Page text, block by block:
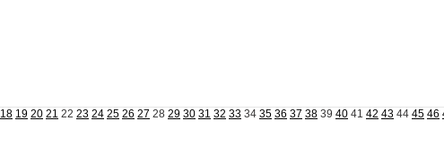
18 19 20 21 22 23 24 25 26 27 28 29 30 31 32 33 34 35 36 37 38 39 40 41 42 43 44 45 46